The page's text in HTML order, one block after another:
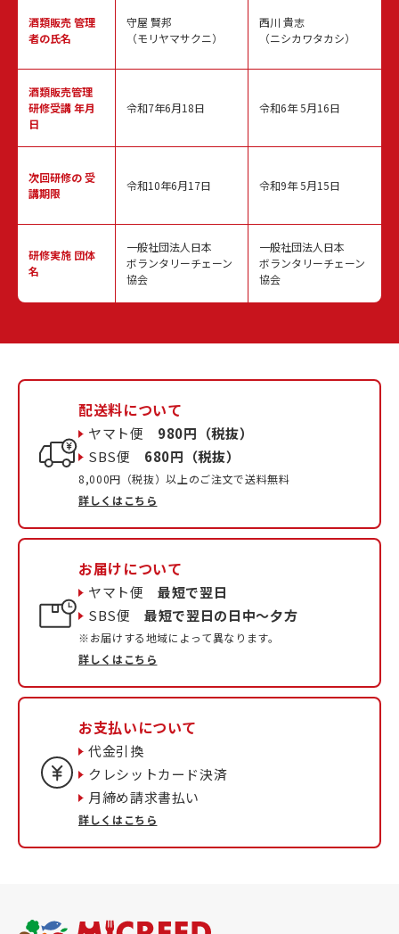
酒類販売管理
者の氏名
酒類販売管理
研修受講 年月
日
次回研修の受
講期限
研修実施 団体
名
守屋 賢邦
（モリヤマサクニ）
令和7年6月18日
令和10年6月17日
一般社団法人日本
ボランタリーチェーン
協会
西川 貴志
（ニシカワタカシ）
令和6年 5月16日
令和9年 5月15日
一般社団法人日本
ボランタリーチェーン
協会
配送料について
ヤマト便 980円（税抜）
SBS便 680円（税抜）
8,000円（税抜）以上のご注文で送料無料
詳しくはこちら
お届けについて
ヤマト便最短で翌日
SBS便最短で翌日の日中〜夕方
※お届けする地域によって異なります。
詳しくはこちら
お支払いについて
代金引換
クレシットカード決済
月締め請求書払い
詳しくはこちら